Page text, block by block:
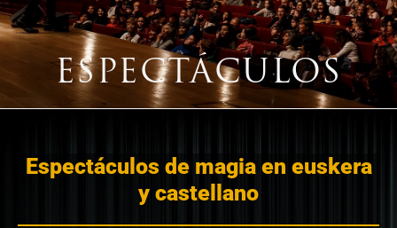
ESPECTÁCULOS
Espectáculos de magia en euskera
y castellano